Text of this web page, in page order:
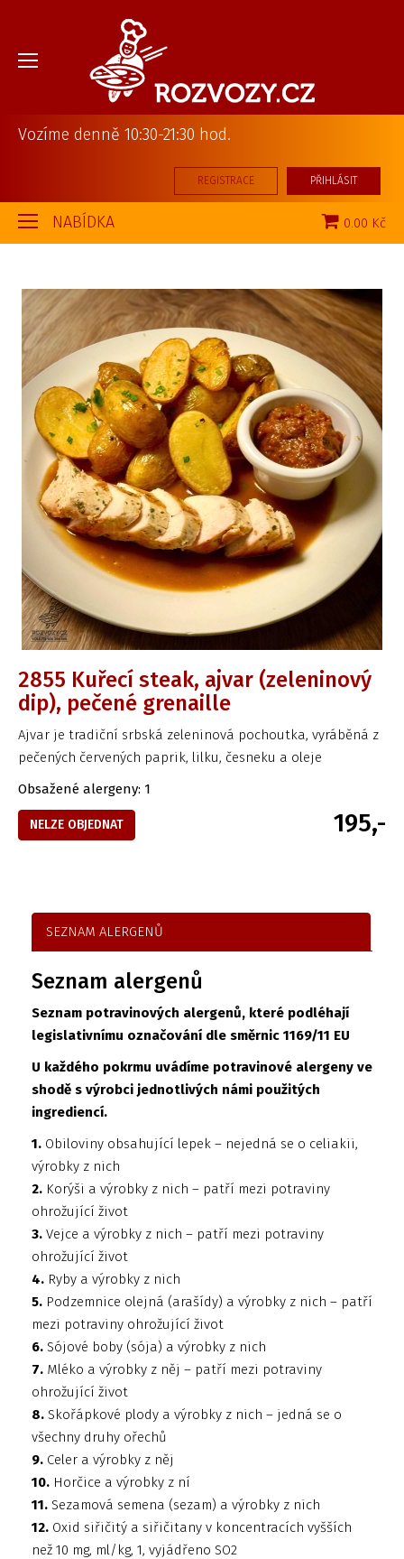
Vozíme denně 10:30-21:30 hod.
REGISTRACE PŘIHLÁSIT
NABÍDKA 0.00 Kč
2855 Kuřecí steak, ajvar (zeleninový
dip), pečené grenaille
Ajvar je tradiční srbská zeleninová pochoutka, vyráběná z
pečených červených paprik, lilku, česneku a oleje
Obsažené alergeny: 1
NELZE OBJEDNAT 195,-
SEZNAM ALERGENŮ
Seznam alergenů
Seznam potravinových alergenů, které podléhají
legislativnímu označování dle směrnic 1169/11 EU
U každého pokrmu uvádíme potravinové alergeny ve
shodě s výrobci jednotlivých námi použitých
ingrediencí.
1. Obiloviny obsahující lepek – nejedná se o celiakii,
výrobky z nich
2. Korýši a výrobky z nich – patří mezi potraviny
ohrožující život
3. Vejce a výrobky z nich – patří mezi potraviny
ohrožující život
4. Ryby a výrobky z nich
5. Podzemnice olejná (arašídy) a výrobky z nich – patří
mezi potraviny ohrožující život
6. Sójové boby (sója) a výrobky z nich
7. Mléko a výrobky z něj – patří mezi potraviny
ohrožující život
8. Skořápkové plody a výrobky z nich – jedná se o
všechny druhy ořechů
9. Celer a výrobky z něj
10. Horčice a výrobky z ní
11. Sezamová semena (sezam) a výrobky z nich
12. Oxid siřičitý a siřičitany v koncentracích vyšších
než 10 mg, ml/kg, 1, vyjádřeno SO2